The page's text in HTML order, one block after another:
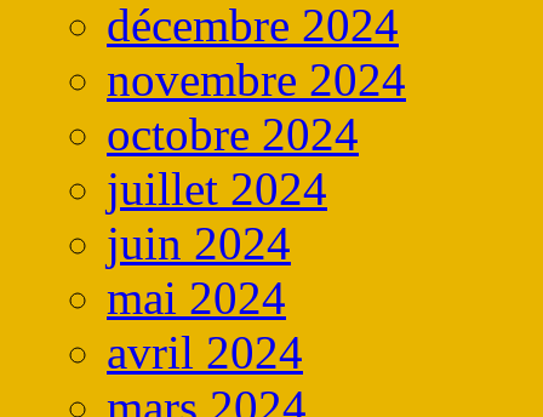
décembre 2024
novembre 2024
octobre 2024
juillet 2024
juin 2024
mai 2024
avril 2024